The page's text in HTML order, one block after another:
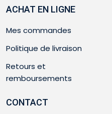
ACHAT EN LIGNE
Mes commandes
Politique de livraison
Retours et
remboursements
CONTACT